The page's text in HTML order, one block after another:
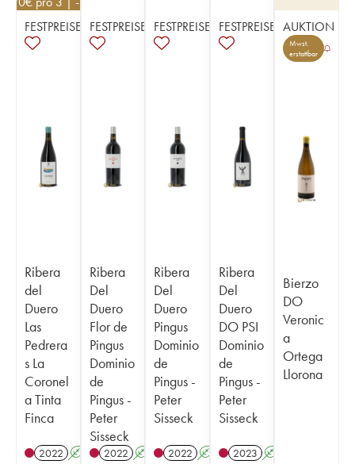
FESTPREISE
Ribera
del
Duero
Las
Pedrera
s La
Coronel
a Tinta
Finca
2022 A
FESTPREISE
Ribera
Del
Duero
Flor de
Pingus
Dominio
de
Pingus -
Peter
Sisseck
2022 A
FESTPREISE
Ribera
Del
Duero
Pingus
Dominio
de
Pingus -
Peter
Sisseck
2022 A
FESTPREISE
Ribera
Del
Duero
DO PSI
Dominio
de
Pingus -
Peter
Sisseck
2023 A
AUKTION
Mwst.
erstattbar
Bierzo
DO
Veronic
a
Ortega
Llorona